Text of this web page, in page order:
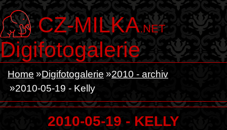
CZ-MILKA.NET
Digifotogalerie
Home Digifotogalerie
2010 - archiv
2010-05-19 - Kelly
2010-05-19 - KELLY